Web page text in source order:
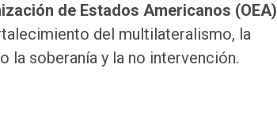
de Estados Americanos (OEA)
del multilateralismo, la
la soberanía y la no intervención.